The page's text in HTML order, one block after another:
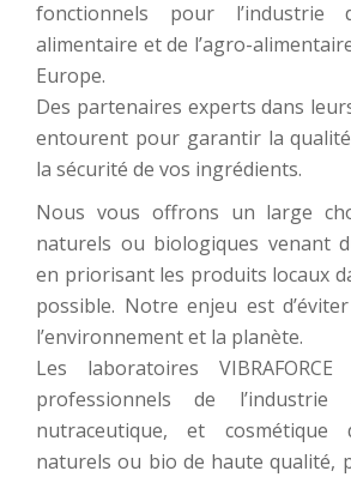
fonctionnels pour l’industrie
alimentaire et de l’agro-
Europe.
Des partenaires experts dans
entourent pour garantir la
la sécurité de vos ingrédients.
Nous vous offrons un large
naturels ou biologiques venant
en priorisant les produits locaux
possible. Notre enjeu est
l’environnement et la planète.
Les laboratoires
professionnels de l’industrie
nutraceutique, et cosmétique
naturels ou bio de haute qualité,